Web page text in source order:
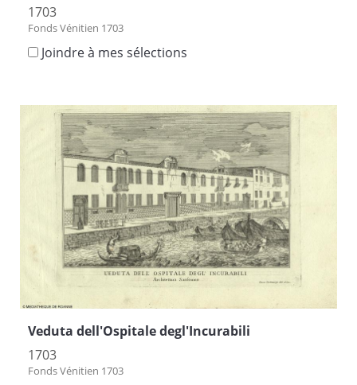
1703
Fonds Vénitien 1703
Joindre à mes sélections
Veduta dell'Ospitale degl'Incurabili
1703
Fonds Vénitien 1703